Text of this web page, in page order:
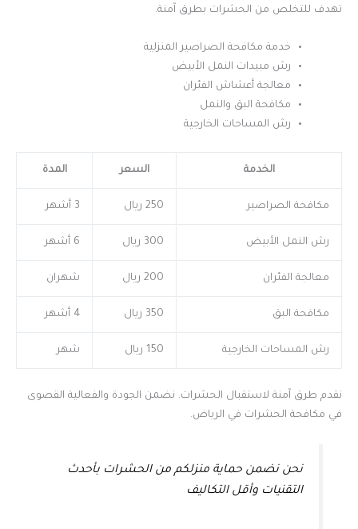
تهدف للتخلص من الحشرات بطرق آمنة.
خدمة مكافحة الصراصير المنزلية
رش مبيدات النمل الأبيض
معالجة أعشاش الفئران
مكافحة البق والنمل
رش المساحات الخارجية
الخدمة السعر المدة
مكافحة الصراصير 250 ريال 3 أشهر
رش النمل الأبيض 300 ريال 6 أشهر
معالجة الفئران 200 ريال شهران
مكافحة البق 350 ريال 4 أشهر
رش المساحات الخارجية 150 ريال شهر
نقدم طرق آمنة لاستقبال الحشرات. نضمن الجودة والفعالية القصوى
في مكافحة الحشرات في الرياض.
نحن نضمن حماية منزلكم من الحشرات بأحدث
التقنيات وأقل التكاليف